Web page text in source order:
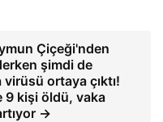
Çiçeği'nden
şimdi de
virüsü ortaya çıktı!
9 kişi öldü, vaka
→